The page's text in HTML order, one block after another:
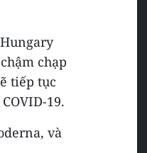
chạp
tiếp tục
19.
và